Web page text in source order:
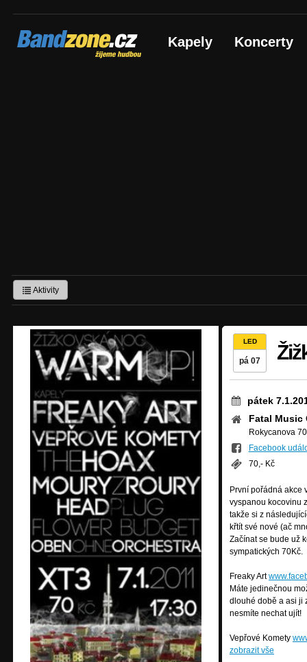
Bandzone.cz
žijeme hudbou Kapely Koncerty
Aktivity
LED
pá 07
pátek
Fatal Music
Rokycanova
Facebook
70,- Kč
První pořádná akce
vyspanou kocovinu
takže si z
křtít své nové (ač
Začínat se bude už
sympatických 70Kč.
Freaky Art
Máte jedinečnou
dlouhé době a asi ji
nesmíte nechat ujít!
Vepřové Komety
zobrazit vše